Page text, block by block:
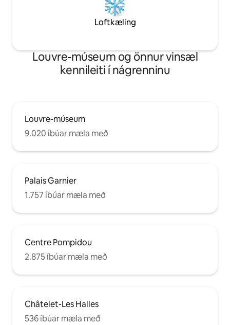
Loftkæling
Louvre-múseum og önnur vinsæl
kennileiti í nágrenninu
Louvre-múseum
9.020 íbúar mæla með
Palais Garnier
1.757 íbúar mæla með
Centre Pompidou
2.875 íbúar mæla með
Châtelet-Les Halles
536 íbúar mæla með